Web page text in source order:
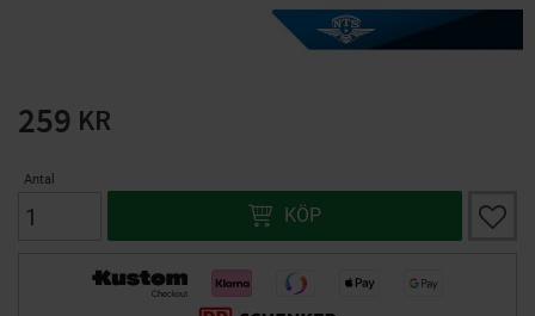
259 KR
Antal
KÖP Lägg